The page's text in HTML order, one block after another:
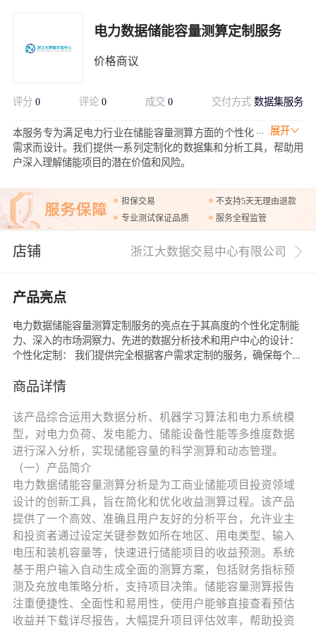
电力数据储能容量测算定制服务
价格商议
评分 0 评论 0 成交0 交付方式数据集服务
展开
本服务专为满足电力行业在储能容量测算方面的个性化
需求而设计。我们提供一系列定制化的数据集和分析工具，帮助用
户深入理解储能项目的潜在价值和风险。
担保交易
不支持5天无理由退款
专业测试保证品质
服务全程监管
店铺 浙江大数据交易中心有限公司
产品亮点
电力数据储能容量测算定制服务的亮点在于其高度的个性化定制能
力、深入的市场洞察力、先进的数据分析技术和用户中心的设计：
个性化定制： 我们提供完全根据客户需求定制的服务，确保每个测
合实时市场数据和深入分析，我们的服务能够预测储能市场的趋势
分析技术和算法，确保测算结果的准确性和可靠性。 用户友好体
验： 我们的设计注重用户体验，提供直观的界面和简易的操作流
程，使得非专业用户也能轻松进行复杂的数据分析。 全面支持：
从需求分析到结果呈现，我们提供全程的专业支持，帮助用户深入
理解测算结果并作出明智决策。
商品详情
该产品综合运用大数据分析、机器学习算法和电力系统模
型，对电力负荷、发电能力、储能设备性能等多维度数据
进行深入分析，实现储能容量的科学测算和动态管理。
（一）产品简介
电力数据储能容量测算分析是为工商业储能项目投资领域
设计的创新工具，旨在简化和优化收益测算过程。该产品
提供了一个高效、准确且用户友好的分析平台，允许业主
和投资者通过设定关键参数如所在地区、用电类型、输入
电压和装机容量等，快速进行储能项目的收益预测。系统
基于用户输入自动生成全面的测算方案，包括财务指标预
测及充放电策略分析，支持项目决策。储能容量测算报告
注重便捷性、全面性和易用性，使用户能够直接查看预估
收益并下载详尽报告，大幅提升项目评估效率，帮助投资